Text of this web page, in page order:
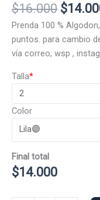
$16.000 El
precio
era:
$
Prenda 100 %
puntos. para cambio
vía correo, wsp ,
*
Talla
Color
Final total
$14.000